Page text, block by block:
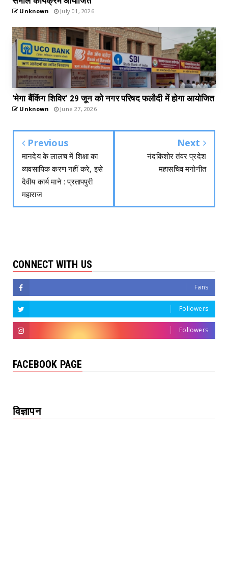
Unknown July 01, 2026
'मेगा बैंकिंग शिविर' 29 जून को नगर परिषद फलौदी में होगा आयोजित
Unknown June 27, 2026
Previous
मानदेय के लालच में शिक्षा का
व्यवसायिक करण नहीं करे, इसे
दैवीय कार्य माने : प्रतापपुरी
महाराज
Next
नंदकिशोर तंवर प्रदेश
महासचिव मनोनीत
CONNECT WITH US
Fans
Followers
Followers
FACEBOOK PAGE
विज्ञापन